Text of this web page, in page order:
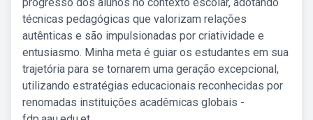
técnicas pedagógicas que valorizam relações
autênticas e são impulsionadas por criatividade e
entusiasmo. Minha meta é guiar os estudantes em sua
trajetória para se tornarem uma geração excepcional,
utilizando estratégias educacionais reconhecidas por
renomadas instituições acadêmicas globais -